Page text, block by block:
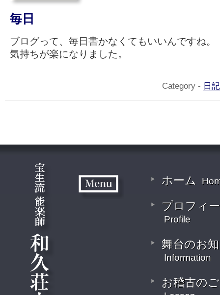
毎日
ブログって、毎日書かなくてもいいんですね。
気持ちが楽になりました。
Category - 日記
ホーム
プロフィ
Profile
舞台のお
Information
お稽古の